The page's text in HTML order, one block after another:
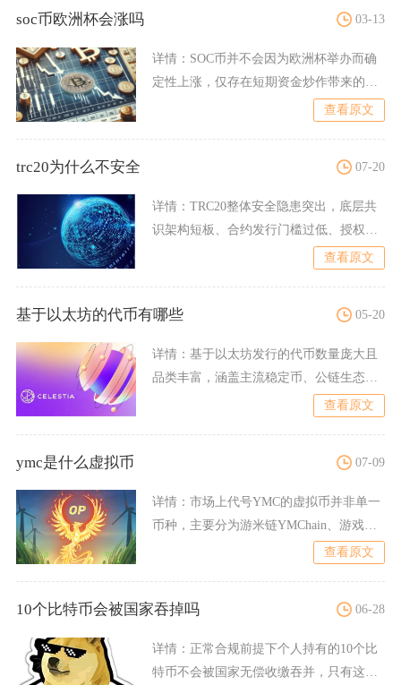
soc币欧洲杯会涨吗 03-13
详情： SOC币并不会因为欧洲杯举办而确
定性上涨，仅存在短期资金炒作带来的脉
查看原文
trc20为什么不安全 07-20
详情： TRC20整体安全隐患突出，底层共
识架构短板、合约发行门槛过低、授权机
查看原文
基于以太坊的代币有哪些 05-20
详情： 基于以太坊发行的代币数量庞大且
品类丰富，涵盖主流稳定币、公链生态代
查看原文
ymc是什么虚拟币 07-09
详情： 市场上代号YMC的虚拟币并非单一
币种，主要分为游米链YMChain、游戏内
查看原文
10个比特币会被国家吞掉吗 06-28
详情： 正常合规前提下个人持有的10个比
特币不会被国家无偿收缴吞并，只有这笔